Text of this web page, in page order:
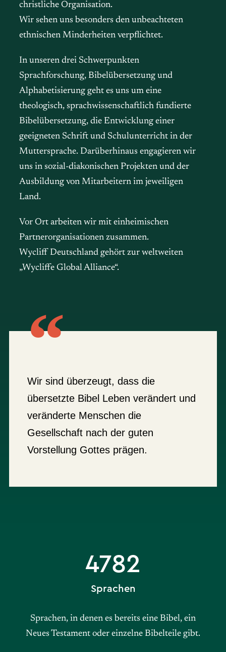
christliche Organisation.
Wir sehen uns besonders den unbeachteten
ethnischen Minderheiten verpflichtet.
In unseren drei Schwerpunkten
Sprachforschung, Bibelübersetzung und
Alphabetisierung geht es uns um eine
theologisch, sprachwissenschaftlich fundierte
Bibelübersetzung, die Entwicklung einer
geeigneten Schrift und Schulunterricht in der
Muttersprache. Darüberhinaus engagieren wir
uns in sozial-diakonischen Projekten und der
Ausbildung von Mitarbeitern im jeweiligen
Land.
Vor Ort arbeiten wir mit einheimischen
Partnerorganisationen zusammen.
Wycliff Deutschland gehört zur weltweiten
„Wycliffe Global Alliance“.
Wir sind überzeugt, dass die
übersetzte Bibel Leben verändert und
veränderte Menschen die
Gesellschaft nach der guten
Vorstellung Gottes prägen.
Sprachen
4782
Sprachen, in denen es bereits eine Bibel, ein
Neues Testament oder einzelne Bibelteile gibt.